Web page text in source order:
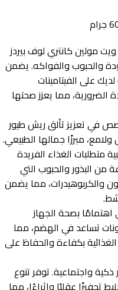
مولين كانتري لوف بيردز
والحبوب والفواكه. يضمن
على الفيتامينات
الضرورية، مما يعزز صحتها
في تعزيز تألق ريش طيور
مبرزًا جمالها الطبيعي.
متطلبات الغذاء الفريدة
البذور والحبوب التي
والكربوهيدرات، مما يضمن
بصحة الجهاز
تساعد في الهضم، مما
بكفاءة والحفاظ على
واجتماعية. توفر تنوع
تحفيزًا عقليًا وإثراءًا، مما